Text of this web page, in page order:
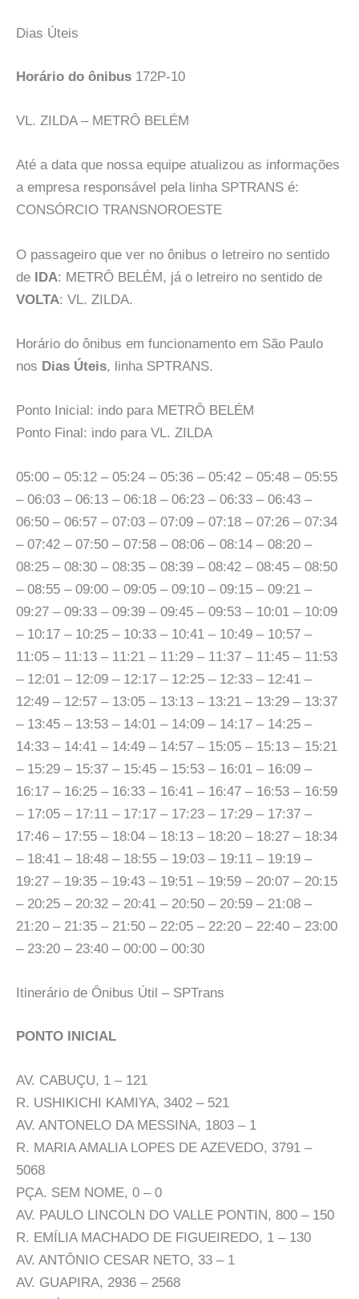
Dias Úteis
Horário do ônibus 172P-10
VL. ZILDA – METRÔ BELÉM
Até a data que nossa equipe atualizou as informações
a empresa responsável pela linha SPTRANS é:
CONSÓRCIO TRANSNOROESTE
O passageiro que ver no ônibus o letreiro no sentido
de IDA: METRÔ BELÉM, já o letreiro no sentido de
VOLTA: VL. ZILDA.
Horário do ônibus em funcionamento em São Paulo
nos Dias Úteis, linha SPTRANS.
Ponto Inicial: indo para METRÔ BELÉM
Ponto Final: indo para VL. ZILDA
05:00 – 05:12 – 05:24 – 05:36 – 05:42 – 05:48 – 05:55
– 06:03 – 06:13 – 06:18 – 06:23 – 06:33 – 06:43 –
06:50 – 06:57 – 07:03 – 07:09 – 07:18 – 07:26 – 07:34
– 07:42 – 07:50 – 07:58 – 08:06 – 08:14 – 08:20 –
08:25 – 08:30 – 08:35 – 08:39 – 08:42 – 08:45 – 08:50
– 08:55 – 09:00 – 09:05 – 09:10 – 09:15 – 09:21 –
09:27 – 09:33 – 09:39 – 09:45 – 09:53 – 10:01 – 10:09
– 10:17 – 10:25 – 10:33 – 10:41 – 10:49 – 10:57 –
11:05 – 11:13 – 11:21 – 11:29 – 11:37 – 11:45 – 11:53
– 12:01 – 12:09 – 12:17 – 12:25 – 12:33 – 12:41 –
12:49 – 12:57 – 13:05 – 13:13 – 13:21 – 13:29 – 13:37
– 13:45 – 13:53 – 14:01 – 14:09 – 14:17 – 14:25 –
14:33 – 14:41 – 14:49 – 14:57 – 15:05 – 15:13 – 15:21
– 15:29 – 15:37 – 15:45 – 15:53 – 16:01 – 16:09 –
16:17 – 16:25 – 16:33 – 16:41 – 16:47 – 16:53 – 16:59
– 17:05 – 17:11 – 17:17 – 17:23 – 17:29 – 17:37 –
17:46 – 17:55 – 18:04 – 18:13 – 18:20 – 18:27 – 18:34
– 18:41 – 18:48 – 18:55 – 19:03 – 19:11 – 19:19 –
19:27 – 19:35 – 19:43 – 19:51 – 19:59 – 20:07 – 20:15
– 20:25 – 20:32 – 20:41 – 20:50 – 20:59 – 21:08 –
21:20 – 21:35 – 21:50 – 22:05 – 22:20 – 22:40 – 23:00
– 23:20 – 23:40 – 00:00 – 00:30
Itinerário de Ônibus Útil – SPTrans
PONTO INICIAL
AV. CABUÇU, 1 – 121
R. USHIKICHI KAMIYA, 3402 – 521
AV. ANTONELO DA MESSINA, 1803 – 1
R. MARIA AMALIA LOPES DE AZEVEDO, 3791 –
5068
PÇA. SEM NOME, 0 – 0
AV. PAULO LINCOLN DO VALLE PONTIN, 800 – 150
R. EMÍLIA MACHADO DE FIGUEIREDO, 1 – 130
AV. ANTÔNIO CESAR NETO, 33 – 1
AV. GUAPIRA, 2936 – 2568